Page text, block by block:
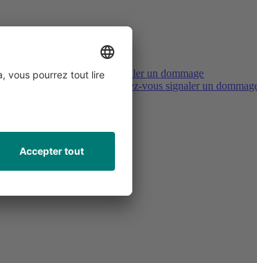
Signaler un dommage
Voulez-vous signaler un